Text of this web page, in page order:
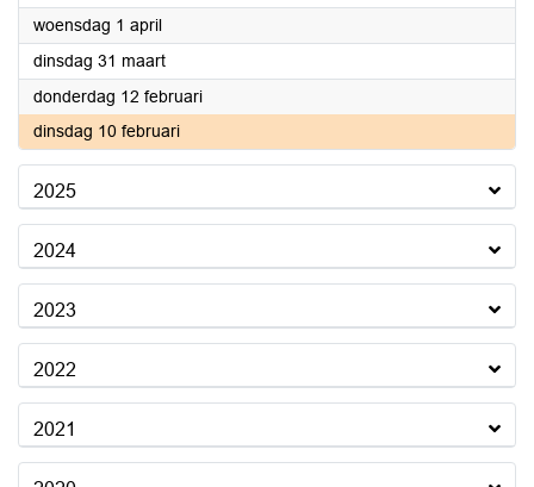
woensdag 1 april2026
dinsdag 31 maart2026
donderdag 12 februari2026
dinsdag 10 februari2026
2025
2024
2023
2022
2021